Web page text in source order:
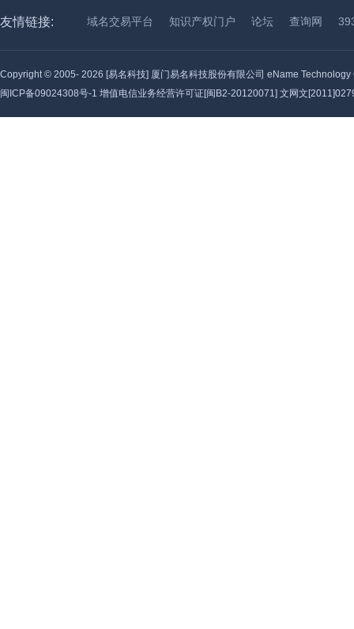
友情链接: 域名交易平台 知识产权门户 论坛 查询网
Copyright © 2005- 2026 [易名科技] 厦门易名科技股份有限公司 eName Technology
闽ICP备09024308号-1 增值电信业务经营许可证[闽B2-20120071] 文网文